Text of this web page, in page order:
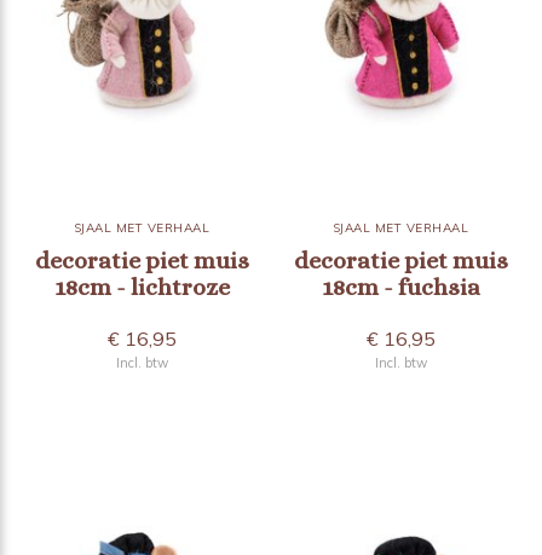
SJAAL MET VERHAAL
decoratie piet muis
18cm - lichtroze
€ 16,95
Incl. btw
SJAAL MET VERHAAL
decoratie piet muis
18cm - fuchsia
€ 16,95
Incl. btw